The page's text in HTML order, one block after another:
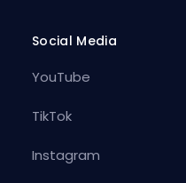
Social Media
YouTube
TikTok
Instagram